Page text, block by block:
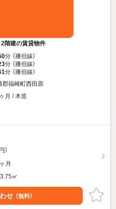
階建の賃貸物件
分 （播但線）
分 （播但線）
分 （播但線）
郡福崎町西田原
月 / 木造
）
月
㎡
せ （無料）